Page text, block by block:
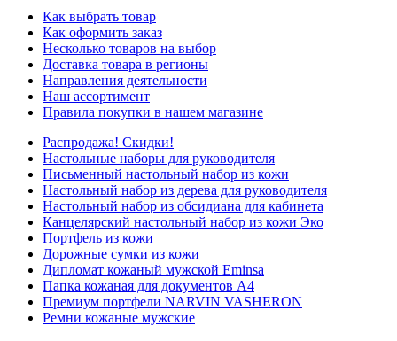
Как выбрать товар
Как оформить заказ
Несколько товаров на выбор
Доставка товара в регионы
Направления деятельности
Наш ассортимент
Правила покупки в нашем магазине
Распродажа! Скидки!
Настольные наборы для руководителя
Письменный настольный набор из кожи
Настольный набор из дерева для руководителя
Настольный набор из обсидиана для кабинета
Канцелярский настольный набор из кожи Эко
Портфель из кожи
Дорожные сумки из кожи
Дипломат кожаный мужской Eminsa
Папка кожаная для документов А4
Премиум портфели NARVIN VASHERON
Ремни кожаные мужские